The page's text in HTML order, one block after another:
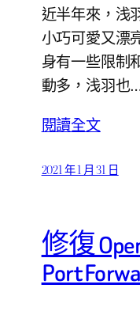
近半年來，浅
小巧可愛又漂
身有一些限制
動多，浅羽也
閱讀全文
2021 年 1 月 31 日
修復
Port